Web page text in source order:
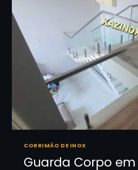
CORRIMÃO DE INOX
Guarda Corpo em